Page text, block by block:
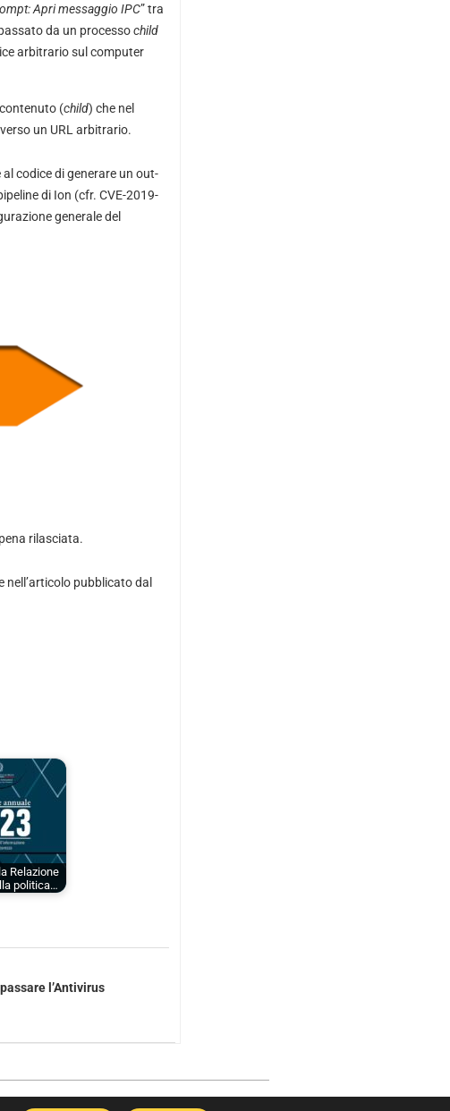
Apri messaggio IPC” tra
da un processochild
arbitrario sul computer
(child) che nel
un URL arbitrario.
codice di generare un out-
di Ion (cfr. CVE-2019-
generale del
rilasciata.
pubblicato dal
Relazione
politica…
l’Antivirus